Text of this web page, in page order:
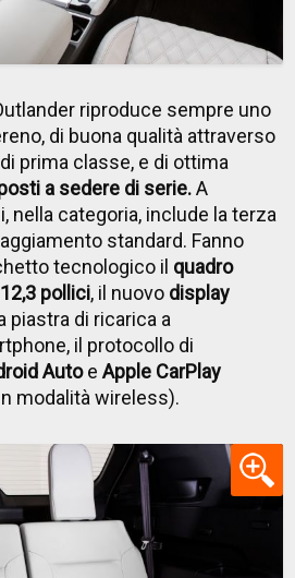
riproduce sempre uno
di buona qualità attraverso
prima classe, e di ottima
a sedere di serie.A
nella categoria, include la terza
standard. Fanno
tecnologico il quadro
pollici, il nuovo display
piastra di ricarica a
il protocollo di
AutoeApple CarPlay
modalità wireless).